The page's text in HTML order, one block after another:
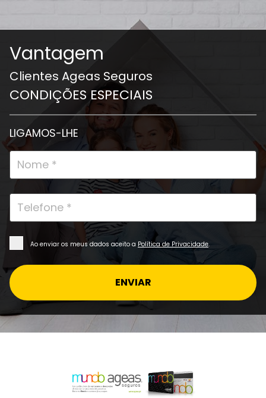
Vantagem
Clientes Ageas Seguros
CONDIÇÕES ESPECIAIS
LIGAMOS-LHE
Ao enviar os meus dados aceito a Política de Privacidade.
ENVIAR